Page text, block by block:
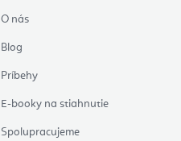
O nás
Blog
Príbehy
E-booky na stiahnutie
Spolupracujeme